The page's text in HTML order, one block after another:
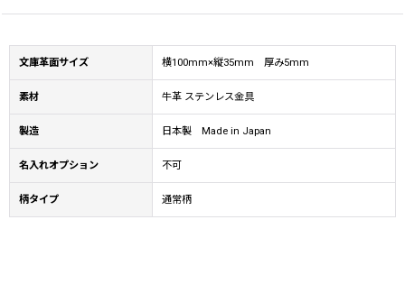
文庫革面サイズ 横100mm×縦35mm 厚み5mm
素材 牛革 ステンレス金具
製造 日本製 Made in Japan
名入れオプション 不可
柄タイプ 通常柄